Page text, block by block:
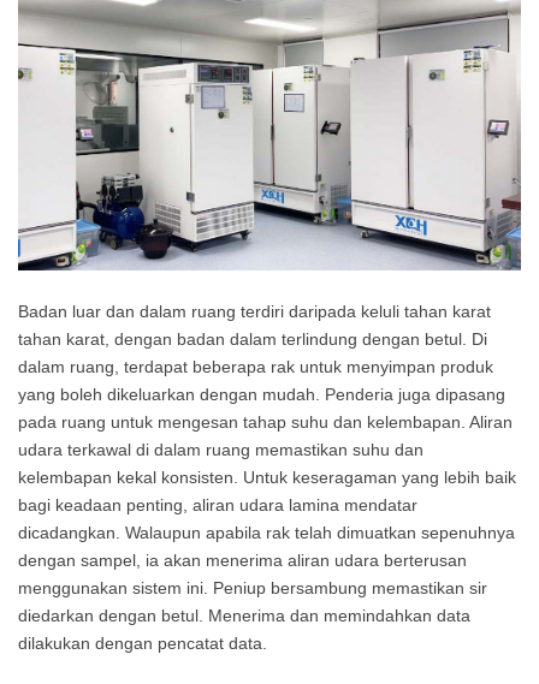
Badan luar dan dalam ruang terdiri daripada keluli tahan karat
tahan karat, dengan badan dalam terlindung dengan betul. Di
dalam ruang, terdapat beberapa rak untuk menyimpan produk
yang boleh dikeluarkan dengan mudah. Penderia juga dipasang
pada ruang untuk mengesan tahap suhu dan kelembapan. Aliran
udara terkawal di dalam ruang memastikan suhu dan
kelembapan kekal konsisten. Untuk keseragaman yang lebih baik
bagi keadaan penting, aliran udara lamina mendatar
dicadangkan. Walaupun apabila rak telah dimuatkan sepenuhnya
dengan sampel, ia akan menerima aliran udara berterusan
menggunakan sistem ini. Peniup bersambung memastikan sir
diedarkan dengan betul. Menerima dan memindahkan data
dilakukan dengan pencatat data.